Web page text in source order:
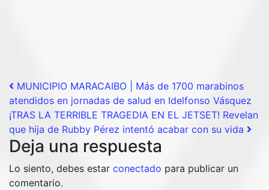
Post navigation
MUNICIPIO MARACAIBO | Más de 1700 marabinos
atendidos en jornadas de salud en Idelfonso Vásquez
¡TRAS LA TERRIBLE TRAGEDIA EN EL JETSET! Revelan
que hija de Rubby Pérez intentó acabar con su vida
Deja una respuesta
Lo siento, debes estar conectado para publicar un
comentario.